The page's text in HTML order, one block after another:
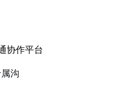
协作平台
沟